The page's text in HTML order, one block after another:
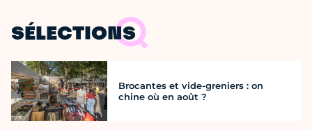
SÉLECTIONS
Brocantes et vide-greniers : on
chine où en août ?